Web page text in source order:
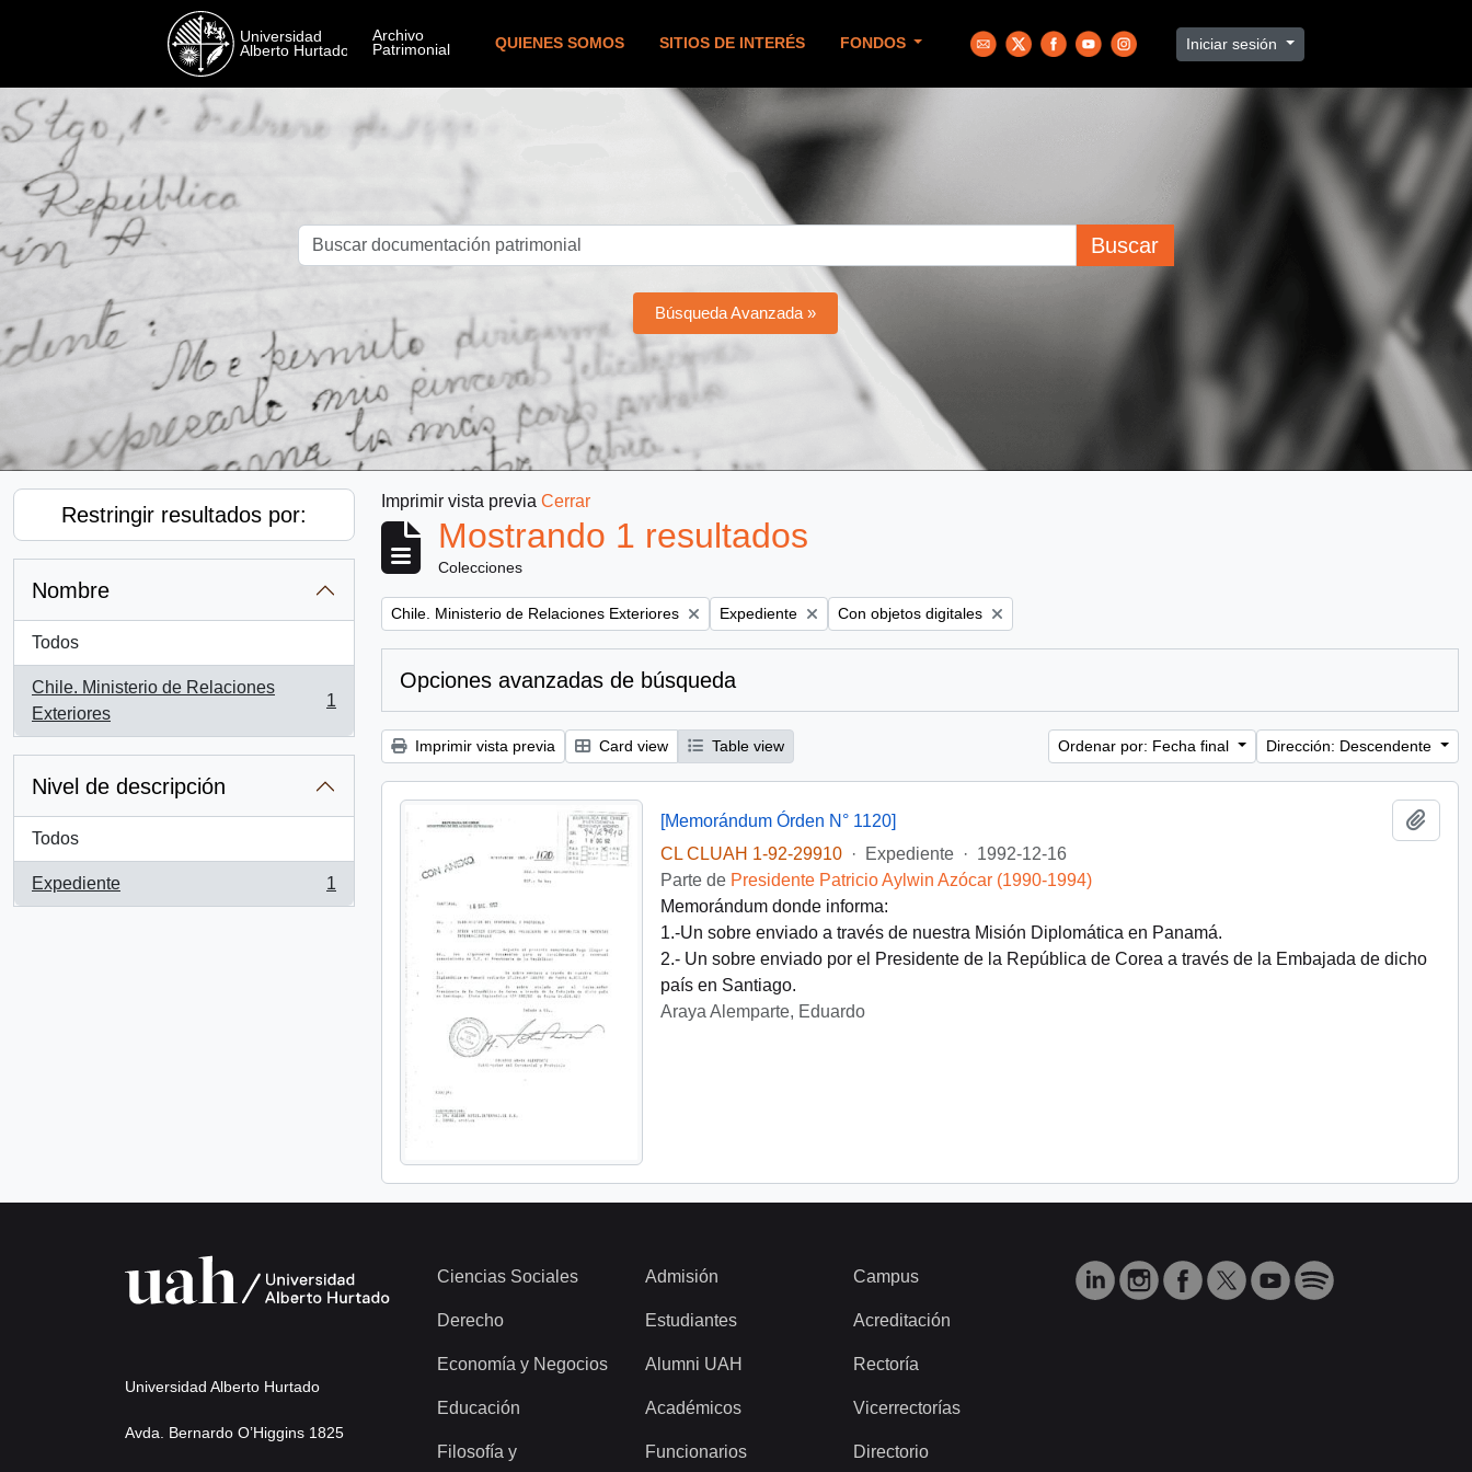
QUIENES SOMOS SITIOS DE INTERÉS FONDOS Iniciar sesión
Buscar
Búsqueda Avanzada »
Restringir resultados por:
Nombre
Todos
Chile. Ministerio de Relaciones
Exteriores
, 1 resultados
1
Nivel de descripción
Todos
Expediente
, 1 resultados
1
Imprimir vista previa Cerrar
Mostrando 1 resultados
Colecciones
Remove filter:
Chile. Ministerio de Relaciones Exteriores Remove filter:
Expediente Remove filter:
Con objetos digitales
Opciones avanzadas de búsqueda
Imprimir vista previa Card view Table view Ordenar por: Fecha final Dirección: Descendente
[Memorándum Órden N° 1120]
CL CLUAH 1-92-29910
· Expediente · 1992-12-16
Parte de Presidente Patricio Aylwin Azócar (1990-1994)
Memorándum donde informa:
1.-Un sobre enviado a través de nuestra Misión Diplomática en Panamá.
2.- Un sobre enviado por el Presidente de la República de Corea a través de la Embajada de dicho
país en Santiago.
Araya Alemparte, Eduardo
Universidad Alberto Hurtado
Avda. Bernardo O’Higgins 1825
Ciencias Sociales
Derecho
Economía y Negocios
Educación
Filosofía y
Admisión
Estudiantes
Alumni UAH
Académicos
Funcionarios
Campus
Acreditación
Rectoría
Vicerrectorías
Directorio